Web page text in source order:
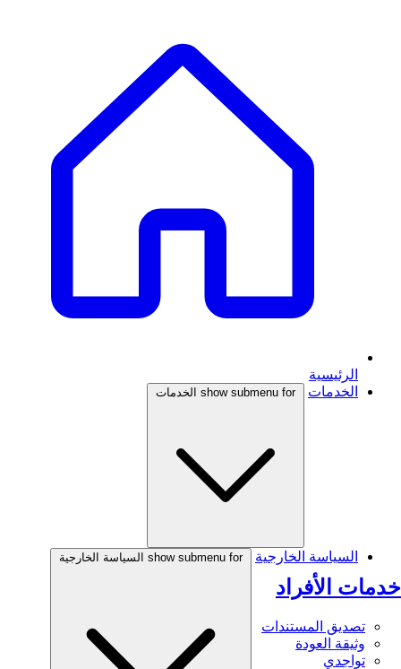
الرئيسية
الخدمات
show submenu for الخدمات
خدمات الأفراد
تصديق المستندات
وثيقة العودة
تواجدي
السياسة الخارجية show submenu for السياسة الخارجية